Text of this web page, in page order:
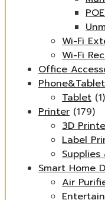
Wi-Fi
Wi-Fi
Office
Phone&Tablet
Tablet (1)
Printer (179)
3D
Label
Supplies
Smart Home
Air